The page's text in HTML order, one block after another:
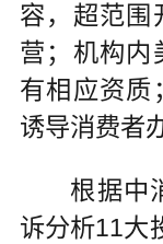
容，超范围
营；机构内
有相应资质
诱导消费者
根据中
诉分析11大